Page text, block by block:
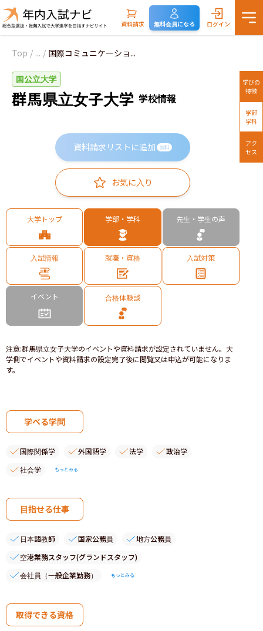
資料請求 無料会員になる ログイン
Top / ... / 国際コミュニケーショ...
国公立大学
群馬県立女子大学 学校情報
資料請求リストに追加 無料
お気に入り
大学トップ 学部・学科 先生・学生の声
入試情報 就職・資格 入試対策
イベント 合格体験談
注意:群馬県立女子大学のイベントや資料請求が設定されていません。大
学側でイベントや資料請求の設定完了後に閲覧又は申込が可能になりま
す。
学べる学問
国際関係学 外国語学 法学
政治学
社会学
もっとみる
目指せる仕事
日本語教師 国家公務員
地方公務員
空港業務スタッフ(グランドスタッフ)
会社員（一般企業勤務）
もっとみる
取得できる資格
学びの
特徴
学部
学科
アク
セス